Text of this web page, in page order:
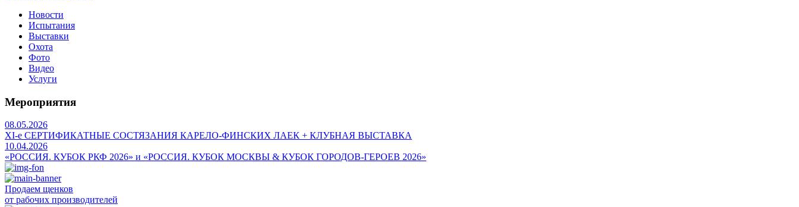
Новости
Испытания
Выставки
Охота
Фото
Видео
Услуги
Мероприятия
08.05.2026
ХI-е СЕРТИФИКАТНЫЕ СОСТЯЗАНИЯ КАРЕЛО-ФИНСКИХ ЛАЕК + КЛУБНАЯ ВЫСТАВКА
10.04.2026
«РОССИЯ. КУБОК РКФ 2026» и «РОССИЯ. КУБОК МОСКВЫ & КУБОК ГОРОДОВ-ГЕРОЕВ 2026»
Продаем щенков
от рабочих производителей